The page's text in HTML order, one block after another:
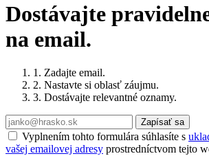
Dostávajte
na email.
1. Zadajte email.
2. Nastavte si oblasť záujmu.
3. Dostávajte relevantné oznamy.
Zapísať sa
Vyplnením tohto formulára súhlasíte s
vašej emailovej adresy prostredníctvom tejto